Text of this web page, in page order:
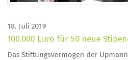
18. Juli 2019
100.000 Euro für 50 neue
Das Stiftungsvermögen der